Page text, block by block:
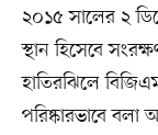
২০১৫ সালের ২
স্থান হিসেবে
হাতিরঝিলে
পরিষ্কারভাবে